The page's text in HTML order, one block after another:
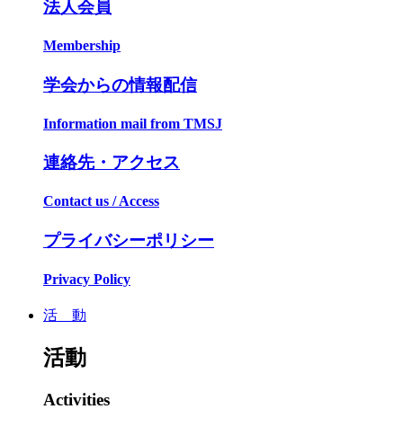
法人会員
Membership
学会からの情報配信
Information mail from TMSJ
連絡先・アクセス
Contact us / Access
プライバシーポリシー
Privacy Policy
活 動
活動
Activities